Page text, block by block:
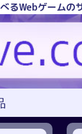
るWebゲームの